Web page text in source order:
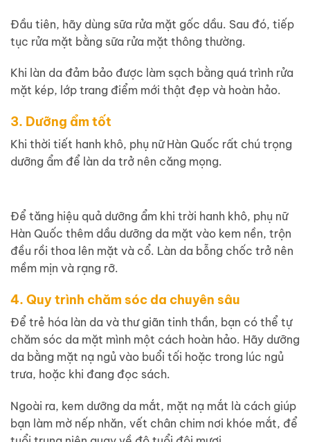
Đầu tiên, hãy dùng sữa rửa mặt gốc dầu. Sau đó, tiếp
tục rửa mặt bằng sữa rửa mặt thông thường.
Khi làn da đảm bảo được làm sạch bằng quá trình rửa
mặt kép, lớp trang điểm mới thật đẹp và hoàn hảo.
3. Dưỡng ẩm tốt
Khi thời tiết hanh khô, phụ nữ Hàn Quốc rất chú trọng
dưỡng ẩm để làn da trở nên căng mọng.
Để tăng hiệu quả dưỡng ẩm khi trời hanh khô, phụ nữ
Hàn Quốc thêm dầu dưỡng da mặt vào kem nền, trộn
đều rồi thoa lên mặt và cổ. Làn da bỗng chốc trở nên
mềm mịn và rạng rỡ.
4. Quy trình chăm sóc da chuyên sâu
Để trẻ hóa làn da và thư giãn tinh thần, bạn có thể tự
chăm sóc da mặt mình một cách hoàn hảo. Hãy dưỡng
da bằng mặt nạ ngủ vào buổi tối hoặc trong lúc ngủ
trưa, hoặc khi đang đọc sách.
Ngoài ra, kem dưỡng da mắt, mặt nạ mắt là cách giúp
bạn làm mờ nếp nhăn, vết chân chim nơi khóe mắt, để